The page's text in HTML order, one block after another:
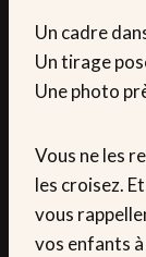
Un cadre
Un tirage
Une photo
Vous ne les
les croisez.
vous
vos enfants